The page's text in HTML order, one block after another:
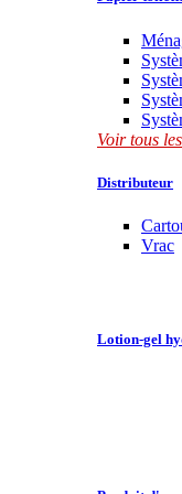
Voir tous
Distributeur
Vrac
Lotion-gel